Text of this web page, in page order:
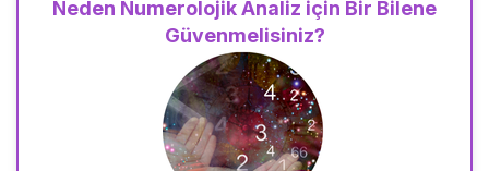
Neden Numerolojik Analiz için Bir Bilene
Güvenmelisiniz?